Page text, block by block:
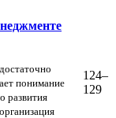
понимание
развития
124–
129